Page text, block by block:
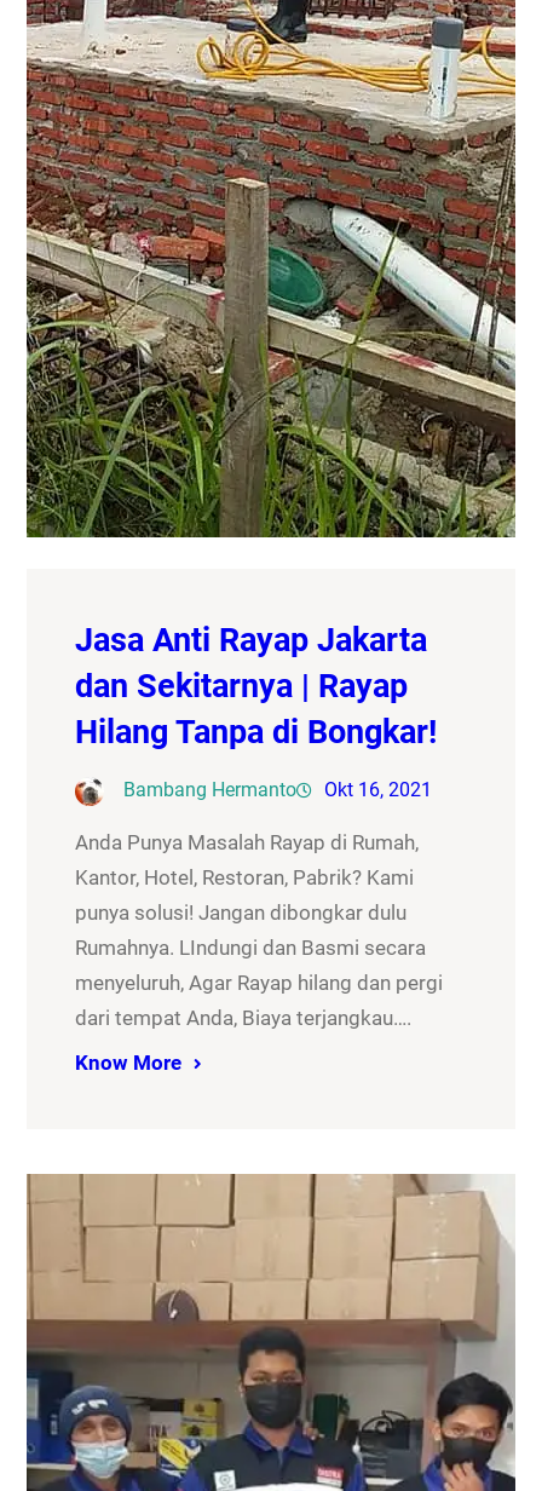
Jasa Anti Rayap Jakarta
dan Sekitarnya | Rayap
Hilang Tanpa di Bongkar!
Bambang Hermanto Okt 16, 2021
Anda Punya Masalah Rayap di Rumah,
Kantor, Hotel, Restoran, Pabrik? Kami
punya solusi! Jangan dibongkar dulu
Rumahnya. LIndungi dan Basmi secara
menyeluruh, Agar Rayap hilang dan pergi
dari tempat Anda, Biaya terjangkau….
Know More